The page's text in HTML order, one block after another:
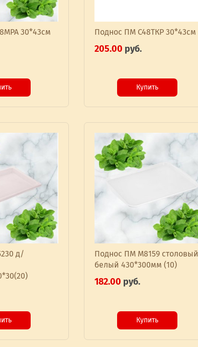
30*43см
Поднос ПМ С48ТКР 30*43см
205.00 руб.
Купить
д/
Поднос ПМ М8159 столовый
белый 430*300мм (10)
182.00 руб.
Купить